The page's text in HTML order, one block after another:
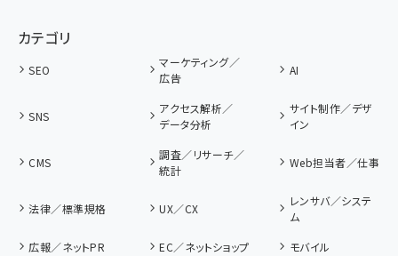
カテゴリ
SEO
マーケティング／
広告
AI
SNS
アクセス解析／
データ分析
サイト制作／デザ
イン
CMS
調査／リサーチ／
統計
Web担当者／仕事
法律／標準規格 UX／CX
レンサバ／システ
ム
広報／ネットPR
EC／ネットショップ
モバイル